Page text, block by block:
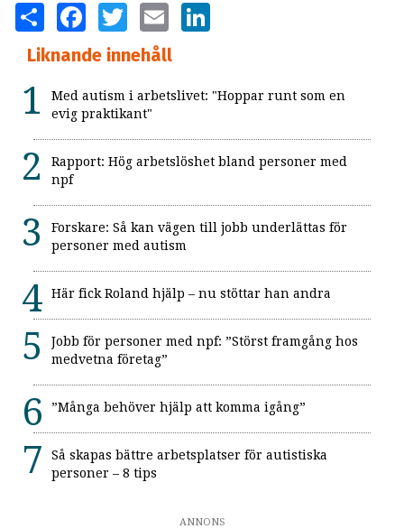
SHARE FACEBOOKTWITTER EMAIL
Liknande innehåll
Med autism i arbetslivet: "Hoppar runt som en
evig praktikant"
Rapport: Hög arbetslöshet bland personer med
npf
Forskare: Så kan vägen till jobb underlättas för
personer med autism
Här fick Roland hjälp – nu stöttar han andra
Jobb för personer med npf: ”Störst framgång hos
medvetna företag”
”Många behöver hjälp att komma igång”
Så skapas bättre arbetsplatser för autistiska
personer – 8 tips
ANNONS